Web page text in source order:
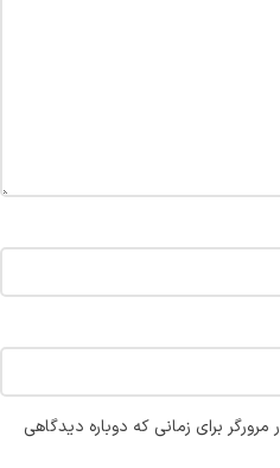
برای زمانی که دوباره دیدگاهی